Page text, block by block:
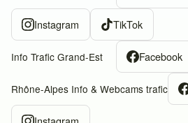
Instagram TikTok
Info Trafic Grand-Est Facebook
Rhône-Alpes Info & Webcams trafic